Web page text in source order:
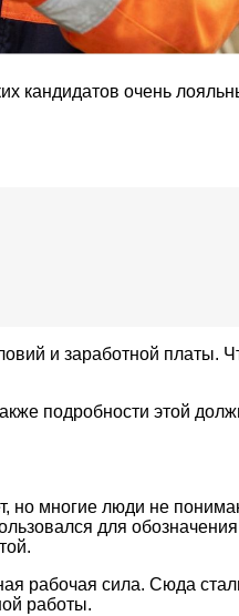
кандидатов очень
и заработной платы.
подробности этой
многие люди не
для
рабочая сила. Сюда
работы.